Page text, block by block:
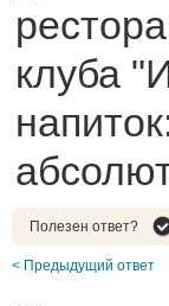
клуба
Полезен ответ?
< Предыдущий ответ